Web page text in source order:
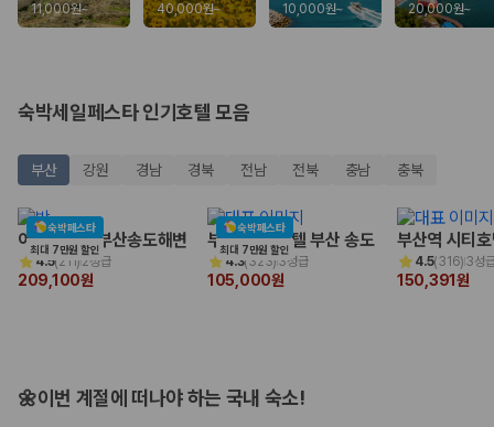
완전자차와 슈퍼자차는 업체별 보장 범위가 다를 수 있습니다. 카모아에서
3. 제주공항 접근성과 셔틀 조건을 함께 확인하세요
제주 렌트카는 차량 인수 위치와 셔틀 편의성에 따라 실제 이용 만족도가
달라집니다. 공항에서 렌트카 사무실까지의 이동 조건을 가격과 함께 비교
제주도 렌트카 차종별 가격비교
경차·소형차
종입니다.
11,000원~ 40,000원~ 10,000원~ 20,000원~
숙박세일페스타 인기호텔 모음
부산 강원 경남 경북 전남 전북 충남 충북
숙박페스타
최대 7만원 할인
어반스테이 부산송도해변
4.5( 211)2성급
209,100원
숙박페스타
최대 7만원 할인
부산 비치 호텔 부산 송도
4.3( 323)3성급
105,000원
부산역 시티
4.5(316)3성
150,391원
🌼이번 계절에 떠나야 하는 국내 숙소!